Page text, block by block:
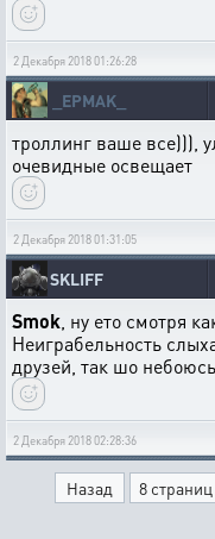
2 Декабря 2018 01:26:28
_EPMAK_
троллинг ваше все))),
очевидные освещает
2 Декабря 2018 01:31:05
SKLIFF
Smok , ну ето смотря
Неиграбельность
друзей, так шо
2 Декабря 2018 02:28:36
Назад 8 страниц